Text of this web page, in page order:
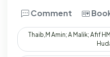
Comment
Thaib,M Amin; A Malik; Afif